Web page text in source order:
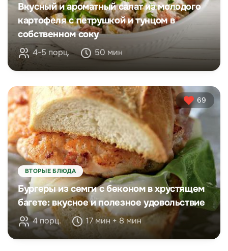
Вкусный и ароматный салат из молодого
картофеля с петрушкой и тунцом в
собственном соку
4-5 порц. 50 мин
69
ВТОРЫЕ БЛЮДА
Бургеры из семги с беконом в хрустящем
багете: вкусное и полезное удовольствие
4 порц. 17 мин + 8 мин